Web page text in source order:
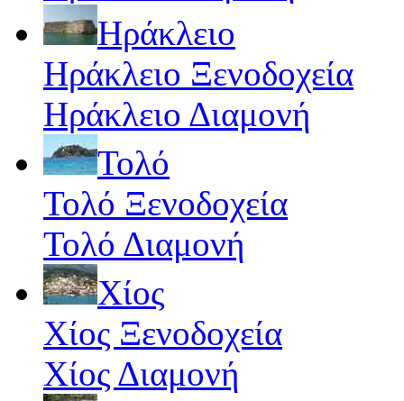
Ηράκλειο
Ηράκλειο Ξενοδοχεία
Ηράκλειο Διαμονή
Τολό
Τολό Ξενοδοχεία
Τολό Διαμονή
Χίος
Χίος Ξενοδοχεία
Χίος Διαμονή